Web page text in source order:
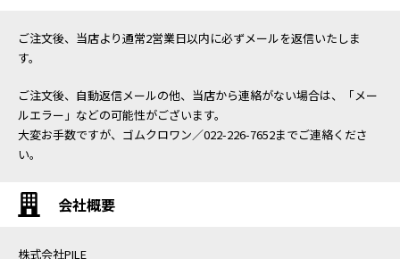
ご注文後、当店より通常2営業日以内に必ずメールを返信いたしま
す。
ご注文後、自動返信メールの他、当店から連絡がない場合は、「メー
ルエラー」などの可能性がございます。
大変お手数ですが、ゴムクロワン／022-226-7652までご連絡くださ
い。
会社概要
株式会社PILE